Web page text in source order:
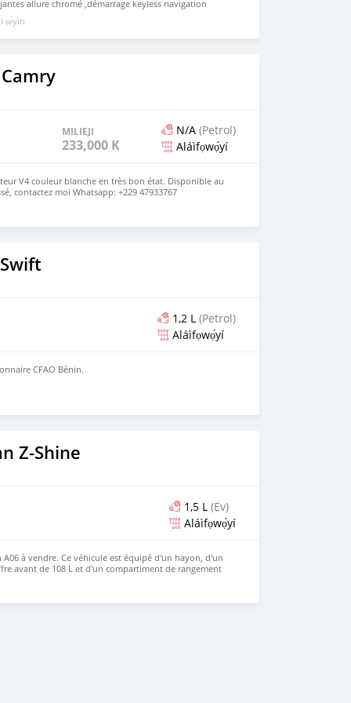
allure chromé ,démarrage keyless navigation
sensor phares led Moteur 4 cylindres essence,
Mode de conduite ( eco,confort, dynamique,
série *CL* PRIX:12.500.000 FCFA Appel et
ṣẹ́yìn
MILIEJI
233,000 KM
N/A (Petrol)
Aláìfọwọ́yí
V4 couleur blanche en très bon état. Disponible au
contactez moi Whatsapp: +229 47933767
1,2 L (Petrol)
Aláìfọwọ́yí
CFAO Bénin.
Z-Shine
1,5 L (Ev)
Aláìfọwọ́yí
à vendre. Ce véhicule est équipé d'un hayon, d'un
avant de 108 L et d'un compartiment de rangement
doté de série d'un système de conduite intelligente
haut de gamme peuvent être équipées en option d'un
+ 12 capteurs à ultrasons + 3 radars à ondes